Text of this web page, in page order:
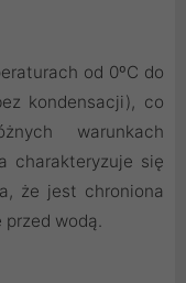
od 0ºC do
kondensacji), co
warunkach
charakteryzuje się
że jest chroniona
przed wodą.